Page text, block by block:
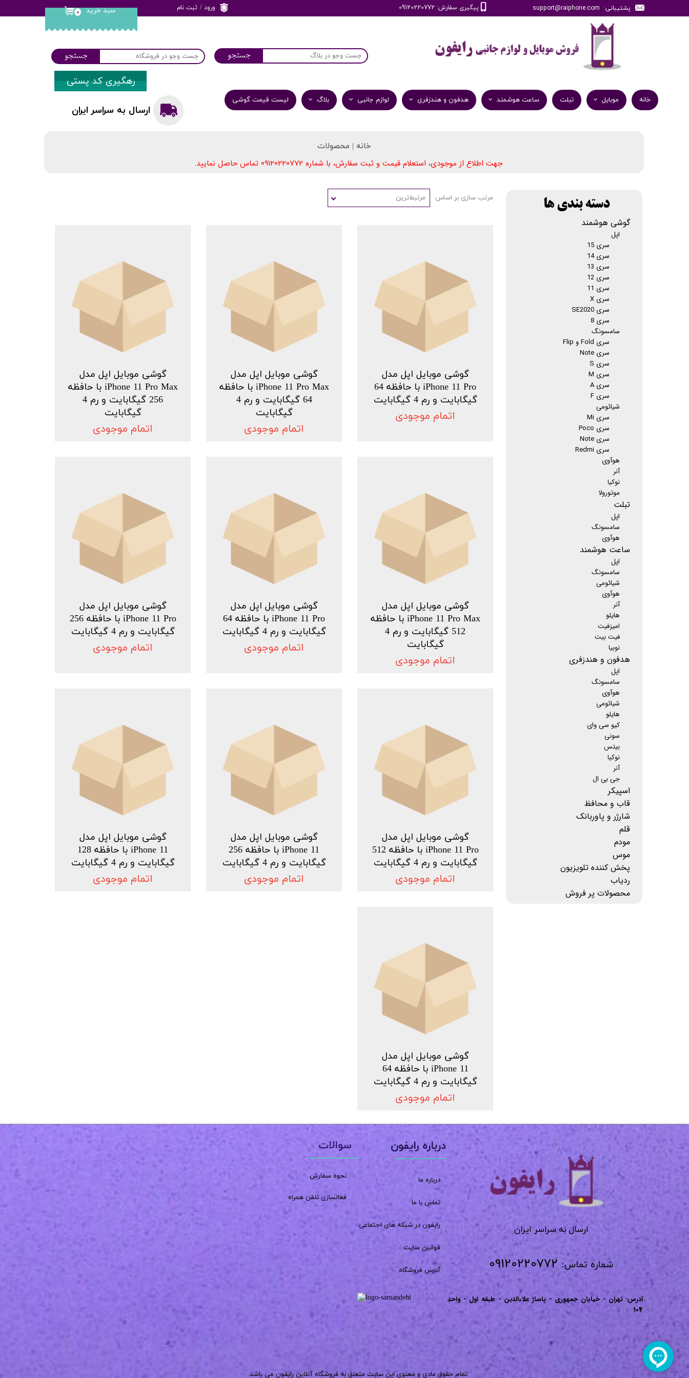
پشتیبانی: support@raiphone.com پیگیری سفارش: 09120220772 ۰ سبد خرید ورود / ثبت نام
سفارشات
خانه
موبایل تبلت ساعت هوشمند هدفون و هندزفری لوازم جانبی بلاگ لیست قیمت گوشی
جستجو جستجو
ارسال به سراسر ایران
رهگیری کد پستی
خانه | محصولات
جهت اطلاع از موجودی، استعلام قیمت و ثبت سفارش، با شماره 09​​​​​​​120220772 تماس حاصل نمایید.
مرتب سازی بر اساس مرتبط‌ترین
گوشی موبایل اپل مدل
iPhone 11 Pro با حافظه 64
گیگابایت و رم 4 گیگابایت
اتمام موجودی
گوشی موبایل اپل مدل
iPhone 11 Pro Max با حافظه
64 گیگابایت و رم 4
گیگابایت
اتمام موجودی
گوشی موبایل اپل مدل
iPhone 11 Pro Max با حافظه
256 گیگابایت و رم 4
گیگابایت
اتمام موجودی
گوشی موبایل اپل مدل
iPhone 11 Pro Max با حافظه
512 گیگابایت و رم 4
گیگابایت
اتمام موجودی
گوشی موبایل اپل مدل
iPhone 11 Pro با حافظه 64
گیگابایت و رم 4 گیگابایت
اتمام موجودی
گوشی موبایل اپل مدل
iPhone 11 Pro با حافظه 256
گیگابایت و رم 4 گیگابایت
اتمام موجودی
گوشی موبایل اپل مدل
iPhone 11 Pro با حافظه 512
گیگابایت و رم 4 گیگابایت
اتمام موجودی
گوشی موبایل اپل مدل
iPhone 11 با حافظه 256
گیگابایت و رم 4 گیگابایت
اتمام موجودی
گوشی موبایل اپل مدل
iPhone 11 با حافظه 128
گیگابایت و رم 4 گیگابایت
اتمام موجودی
گوشی موبایل اپل مدل
iPhone 11 با حافظه 64
گیگابایت و رم 4 گیگابایت
اتمام موجودی
گوشی هوشمند
اپل
سری 15
سری 14
سری 13
سری 12
سری 11
سری X
سری SE2020
سری 8
سامسونگ
سری Fold و Flip
سری Note
سری S
سری M
سری A
سری F
شیائومی
سری Mi
سری Poco
سری Note
سری Redmi
هوآوی
آنر
نوکیا
موتورولا
تبلت
اپل
سامسونگ
هوآوی
ساعت هوشمند
اپل
سامسونگ
شیائومی
هوآوی
آنر
هایلو
امیزفیت
فیت بیت
نوبیا
هدفون و هندزفری
اپل
سامسونگ
هوآوی
شیائومی
هایلو
کیو سی وای
سونی
بیتس
نوکیا
آنر
جی بی ال
اسپیکر
قاب و محافظ
شارژر و پاوربانک
قلم
مودم
موس
پخش کننده تلویزیون
ردیاب
محصولات پر فروش
دسته بندی ها
​​​​​​ارسال به سراسر ایران
شماره تماس: 09120220772
آدرس: تهران - خیابان جمهوری - پاساژ علاءالدین - طبقه اول - واحد
104
سوالات
نحوه سفارش
فعالسازی تلفن همراه
تمام حقوق مادی و معنوی این سایت متعلق به فروشگاه آنلاین رایفون می باشد.
درباره رایفون
درباره ما
تماس با ما
رایفون در شبکه های اجتماعی
قوانین سایت
آدرس فروشگاه